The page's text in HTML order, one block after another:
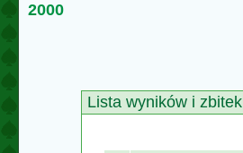
2000
Lista wyników i zbitek